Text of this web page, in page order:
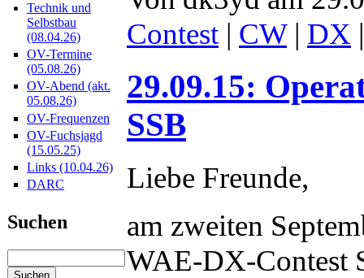
Technik und
Selbstbau
(08.04.26)
OV-Termine
(05.08.26)
OV-Abend (akt.
05.08.26)
OV-Frequenzen
OV-Fuchsjagd
(15.05.25)
Links (10.04.26)
DARC
Suchen
Contest | CW| DX
29.09.15:
SSB
Liebe Freunde,
am zweiten
WAE-DX-Contest